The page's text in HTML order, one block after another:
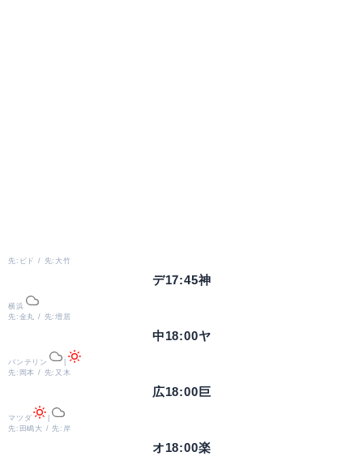
先:ビド / 先:大竹
デ17:45神
横浜
先:金丸 / 先:増居
中18:00ヤ
バンテリン
先:岡本 / 先:又木
広18:00 巨
マツダ
先:田嶋大 / 先:岸
オ18:00楽